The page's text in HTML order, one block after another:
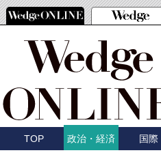
TOP 政治・経済 国際